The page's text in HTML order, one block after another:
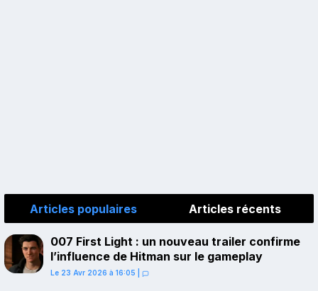
Articles populaires Articles récents
007 First Light : un nouveau trailer confirme
l’influence de Hitman sur le gameplay
Le 23 Avr 2026 à 16:05